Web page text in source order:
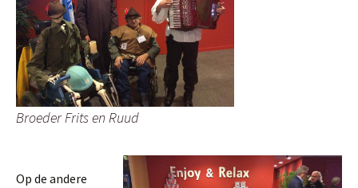
Broeder Frits en Ruud
Op de andere